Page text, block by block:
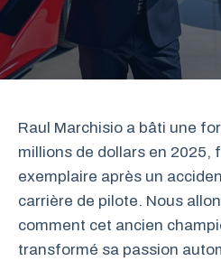
Raul Marchisio a bâti une
millions de dollars en 2025,
exemplaire après un
carrière de pilote. Nous
comment cet ancien
transformé sa passion